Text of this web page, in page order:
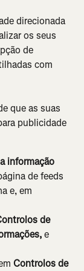
direcionada
os seus
de
com
que as suas
publicidade
informação
de feeds
e, em
de
e
Controlos de